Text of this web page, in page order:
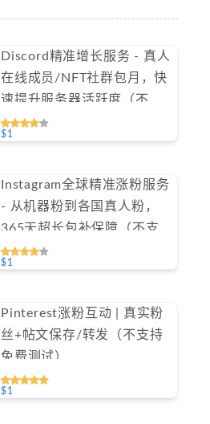
Discord精准增长服务 - 真人
在线成员/NFT社群包月，快
速提升服务器活跃度（不支
持免费测试）
$1
Instagram全球精准涨粉服务
- 从机器粉到各国真人粉，
365天超长包补保障（不支
持免费测试）
$1
Pinterest涨粉互动 | 真实粉
丝+帖文保存/转发（不支持
免费测试）
$1